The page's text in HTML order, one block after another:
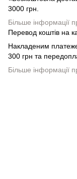
3000 грн.
Більше інформації
Перевод коштів на
Накладеним
300 грн та
Більше інформації